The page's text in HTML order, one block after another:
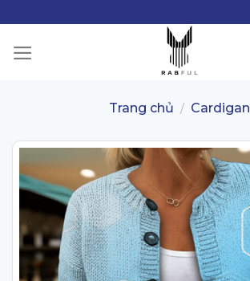
to
content
Trang chủ / Cardigan